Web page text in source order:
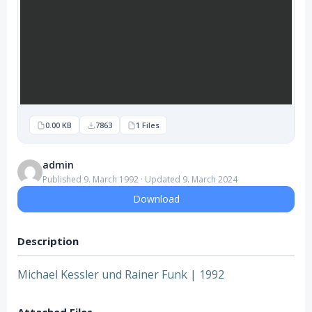
0.00 KB 7863 1 Files
admin
Published 9. March 1992 · Updated 9. March 2024
Download
Description
Michael Kessler und Rainer Funk | 1992